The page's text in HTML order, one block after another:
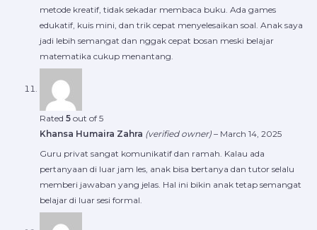
metode kreatif, tidak sekadar membaca buku. Ada games
edukatif, kuis mini, dan trik cepat menyelesaikan soal. Anak saya
jadi lebih semangat dan nggak cepat bosan meski belajar
matematika cukup menantang.
Rated 5 out of 5
Khansa Humaira Zahra (verified owner) – March 14, 2025
Guru privat sangat komunikatif dan ramah. Kalau ada
pertanyaan di luar jam les, anak bisa bertanya dan tutor selalu
memberi jawaban yang jelas. Hal ini bikin anak tetap semangat
belajar di luar sesi formal.